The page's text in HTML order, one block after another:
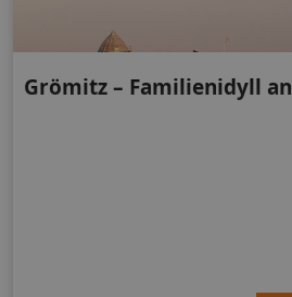
Grömitz – Familienidyll